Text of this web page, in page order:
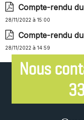
Compte-rendu
28/11/2022 à 15:00
Compte-rendu
28/11/2022 à 14:59
Nous